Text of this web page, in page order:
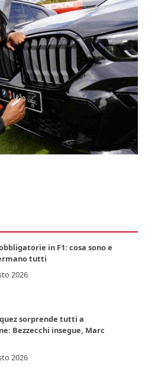
in F1: cosa sono e
tutti
2026
sorprende tutti a
Bezzecchi insegue, Marc
2026